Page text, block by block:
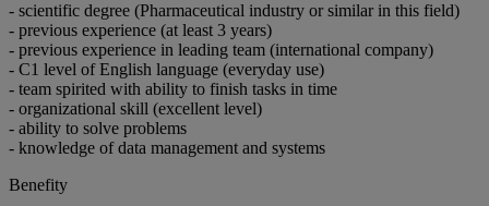
- scientific degree (Pharmaceutical industry or similar in this field)
- previous experience (at least 3 years)
- previous experience in leading team (international company)
- C1 level of English language (everyday use)
- team spirited with ability to finish tasks in time
- organizational skill (excellent level)
- ability to solve problems
- knowledge of data management and systems
Benefity